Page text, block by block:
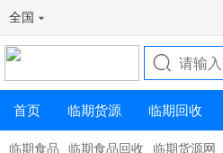
全国
首页 临期货源 临期回收
临期食品 临期食品回收 临期货源网